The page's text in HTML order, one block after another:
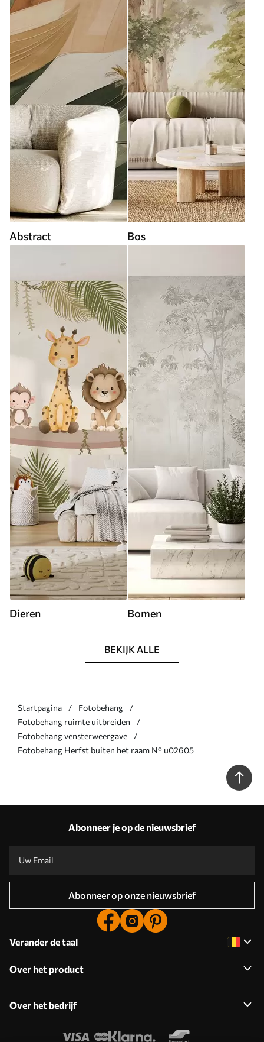
Abstract Bos
Dieren Bomen
BEKIJK ALLE
Startpagina
Fotobehang
Fotobehang ruimte uitbreiden
Fotobehang vensterweergave
Fotobehang Herfst buiten het raam N° u02605
Abonneer je op de nieuwsbrief
Abonneer op onze nieuwsbrief
Verander de taal
Over het product
Over het bedrijf